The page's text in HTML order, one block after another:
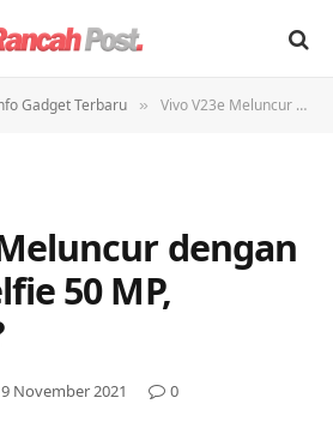
Gadget Terbaru » Vivo V23e Meluncur dengan Kamera Selfie 50 MP, Harganya?
dengan
50 MP,
9 November 2021 0